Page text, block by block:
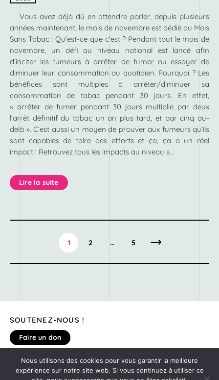
Vous avez déjà dû en attendre parler, depuis plusieurs
années maintenant, le mois de novembre est dédié au Mois
Sans Tabac ! Qu’est-ce que c’est ? Pendant tout le mois de
novembre, un défi au niveau national est lancé afin
d’inciter les fumeurs à arrêter de fumer ou essayer de
diminuer leur consommation au quotidien. Pourquoi ? Les
bénéfices sont multiples à arrêter/diminuer sa
consommation de tabac pendant 30 jours. En effet,
« arrêter de fumer pendant 30 jours multiplie par deux
l’arrêt définitif du tabac un an plus tard, et par cinq au-
delà ». C’est aussi un moyen de prouver aux fumeurs qu’ils
sont capables de faire des efforts et ça, ça a un réel
impact ! Retrouvez tous les impacts au niveau s...
Lire la suite
1 2 … 5
SOUTENEZ-NOUS !
Faire un don
MENTIONS LÉGALES
Nous utilisons des cookies pour vous garantir la meilleure
expérience sur notre site web. Si vous continuez à utiliser ce